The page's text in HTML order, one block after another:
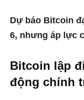
Dự báo Bitcoin
6, nhưng áp lực
Bitcoin lập
động chính